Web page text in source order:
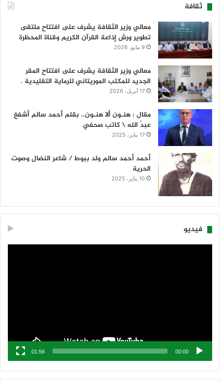
ثقافة
معالي وزير الثقافة يشرف على افتتاح ملتقى
تطوير ورش إذاعة القرآن الكريم وقناة المحظرة
9 مايو، 2026
معالي وزير الثقافة يشرف على افتتاح المقر
الجديد للمكتب الموريتاني للرماية التقليدية .
17 أبريل، 2026
مقال : هنـون ألا هنـون.. بقلم أحمد سالم أشفغ
عبدُ الله \ كاتب صحفي
17 يناير، 2025
أحمد أحمد سالم ولد ببوط / شاعر النضال وصوت
الحرية
10 يناير، 2025
فيديو
00:00
01:56